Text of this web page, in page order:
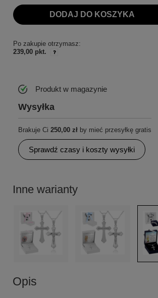
DODAJ DO KOSZYKA
Po zakupie otrzymasz:
239,00 pkt.
Produkt w magazynie
Wysyłka
Brakuje Ci 250,00 zł by mieć przesyłkę gratis
Sprawdź czasy i koszty wysyłki
Inne warianty
Opis